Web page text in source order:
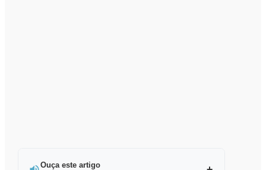
Ouça este artigo